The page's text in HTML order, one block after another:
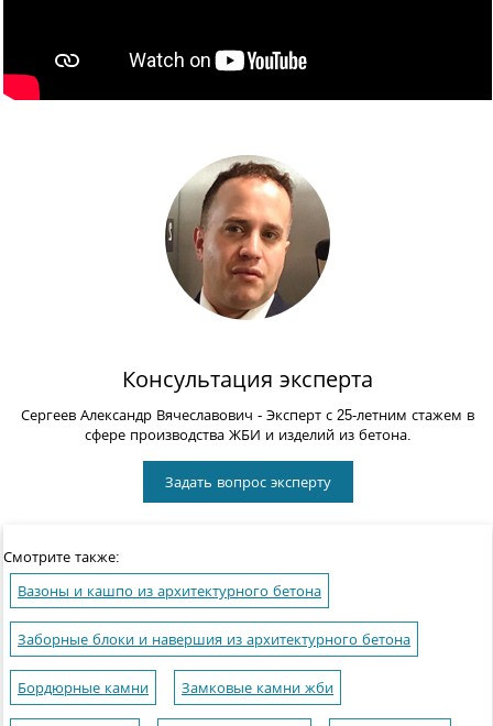
Консультация эксперта
Сергеев Александр Вячеславович - Эксперт с 25-летним стажем в
сфере производства ЖБИ и изделий из бетона.
Задать вопрос эксперту
Смотрите также:
Вазоны и кашпо из архитектурного бетона
Заборные блоки и навершия из архитектурного бетона
Бордюрные камни Замковые камни жби